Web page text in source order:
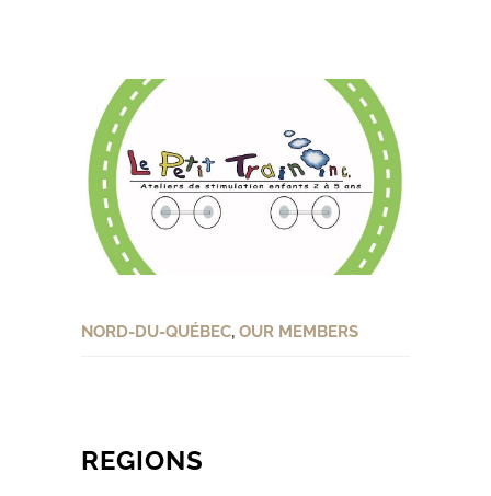
NORD-DU-QUÉBEC, OUR MEMBERS
REGIONS